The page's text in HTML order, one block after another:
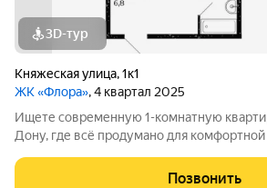
3D-тур
Княжеская улица,1к1
ЖК «Флора», 4 квартал 2025
Ищете современную 1-комнатную
Дону, где всё продумано для
удобство городской среды и развитую
Позвонить